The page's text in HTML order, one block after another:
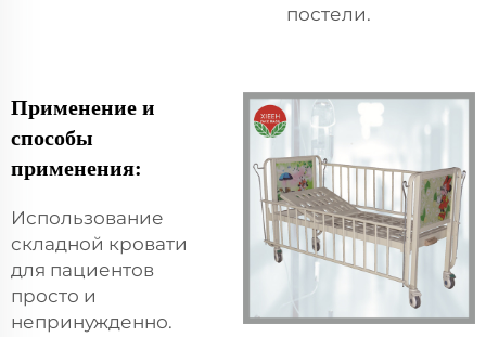
постели.
Применение и
способы
применения:
Использование
складной кровати
для пациентов
просто и
непринужденно.